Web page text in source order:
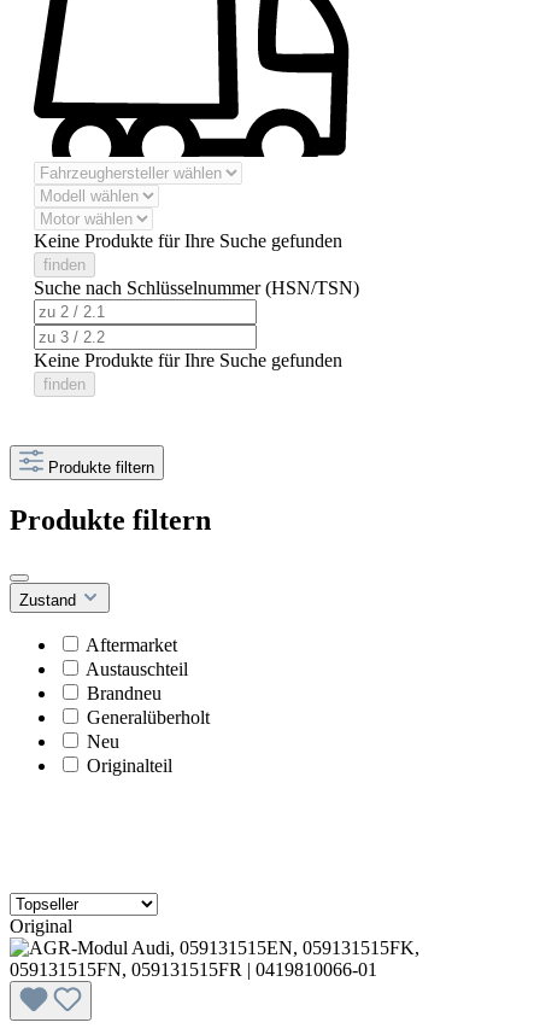
Keine Produkte für Ihre Suche gefunden
finden
Suche nach Schlüsselnummer (HSN/TSN)
Keine Produkte für Ihre Suche gefunden
finden
Produkte filtern
Produkte filtern
Zustand
Aftermarket
Austauschteil
Brandneu
Generalüberholt
Neu
Originalteil
Original